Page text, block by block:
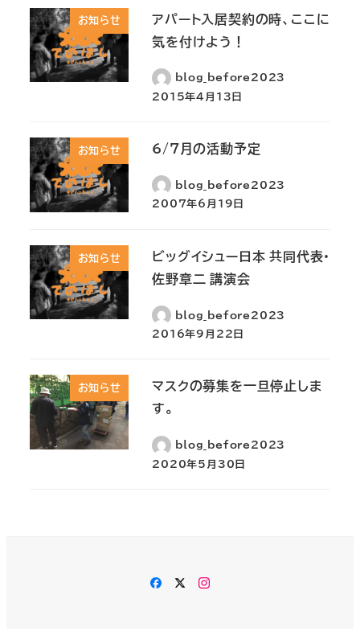
お知らせ
アパート入居契約の時、ここに
気を付けよう！
blog_before2023
2015年4月13日
お知らせ 6/7月の活動予定
blog_before2023
2007年6月19日
お知らせ
ビッグイシュー日本 共同代表・
佐野章二 講演会
blog_before2023
2016年9月22日
お知らせ
マスクの募集を一旦停止しま
す。
blog_before2023
2020年5月30日
Facebook
Twitter
Instagram